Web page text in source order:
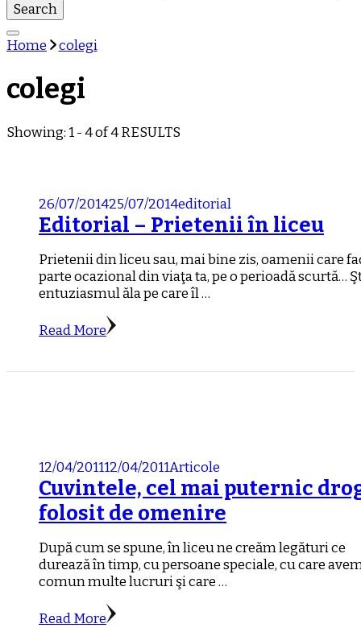
Home colegi
colegi
Showing: 1 - 4 of 4 RESULTS
26/07/201425/07/2014editorial
Editorial – Prietenii în liceu
Prietenii din liceu sau, mai bine zis, oamenii care
parte ocazional din viaţa ta, pe o perioadă scurtă…
entuziasmul ăla pe care îl …
Read More
12/04/201112/04/2011Articole
Cuvintele, cel mai puternic
folosit de omenire
După cum se spune, în liceu ne creăm legături ce
durează în timp, cu persoane speciale, cu care
comun multe lucruri şi care …
Read More